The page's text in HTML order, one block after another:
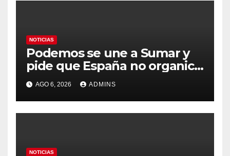
NOTICIAS
Podemos se une a Sumar y
pide que España no organice
el Mundial 2030 con
Marruecos por «atentar
contra la soberanía nacional»
AGO 6, 2026 ADMINS
NOTICIAS